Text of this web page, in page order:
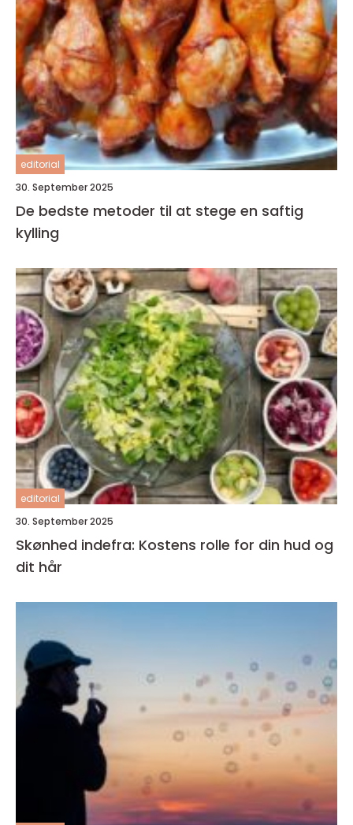
editorial
30. September 2025
De bedste metoder til at stege en saftig
kylling
editorial
30. September 2025
Skønhed indefra: Kostens rolle for din hud og
dit hår